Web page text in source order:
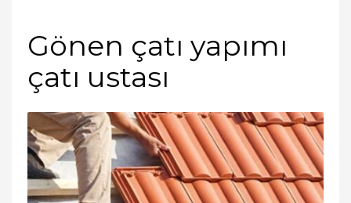
Gönen çatı yapımı
çatı ustası